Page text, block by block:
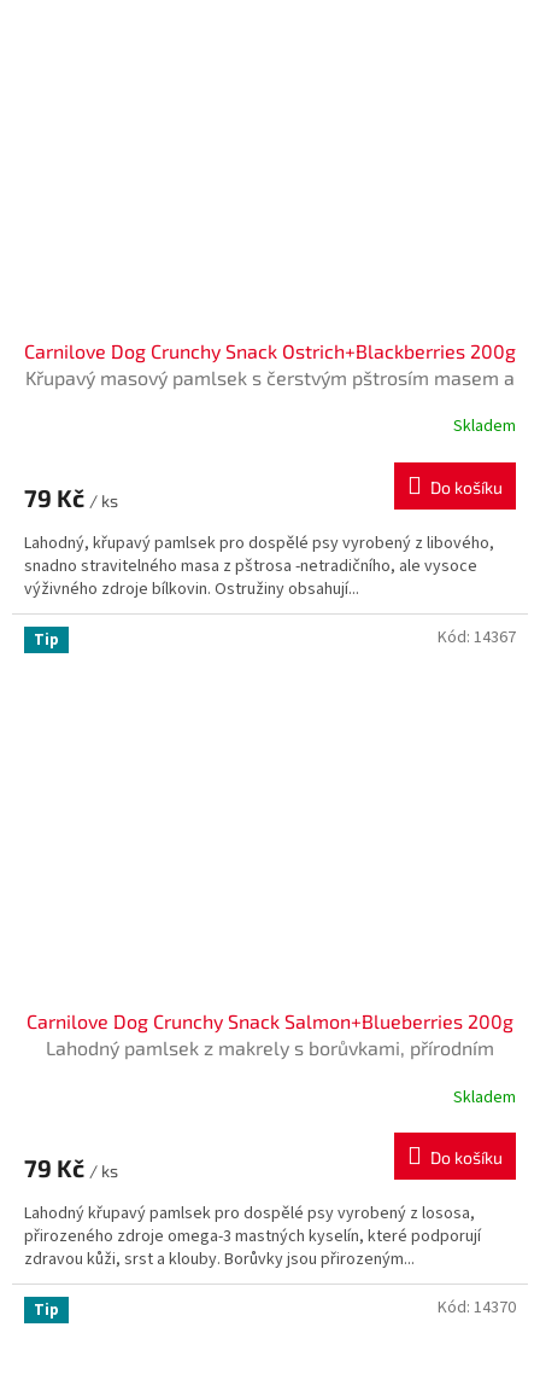
Carnilove Dog Crunchy Snack Ostrich+Blackberries 200g
Křupavý masový pamlsek s čerstvým pštrosím masem a
je
z
5
hvězdiček.
Skladem
79 Kč / ks
Do košíku
Lahodný, křupavý pamlsek pro dospělé psy vyrobený z libového,
snadno stravitelného masa z pštrosa -netradičního, ale vysoce
výživného zdroje bílkovin. Ostružiny obsahují...
Tip
Carnilove Dog Crunchy Snack Salmon+Blueberries 200g
Lahodný pamlsek z makrely s borůvkami, přírodním
Vhodný pro všechny psy. Bez obilovin a přidaného cukr
Skladem
79 Kč / ks
Do košíku
Lahodný křupavý pamlsek pro dospělé psy vyrobený z lososa,
přirozeného zdroje omega-3 mastných kyselín, které podporují
zdravou kůži, srst a klouby. Borůvky jsou přirozeným...
Kód: 14367
Tip Kód: 14370